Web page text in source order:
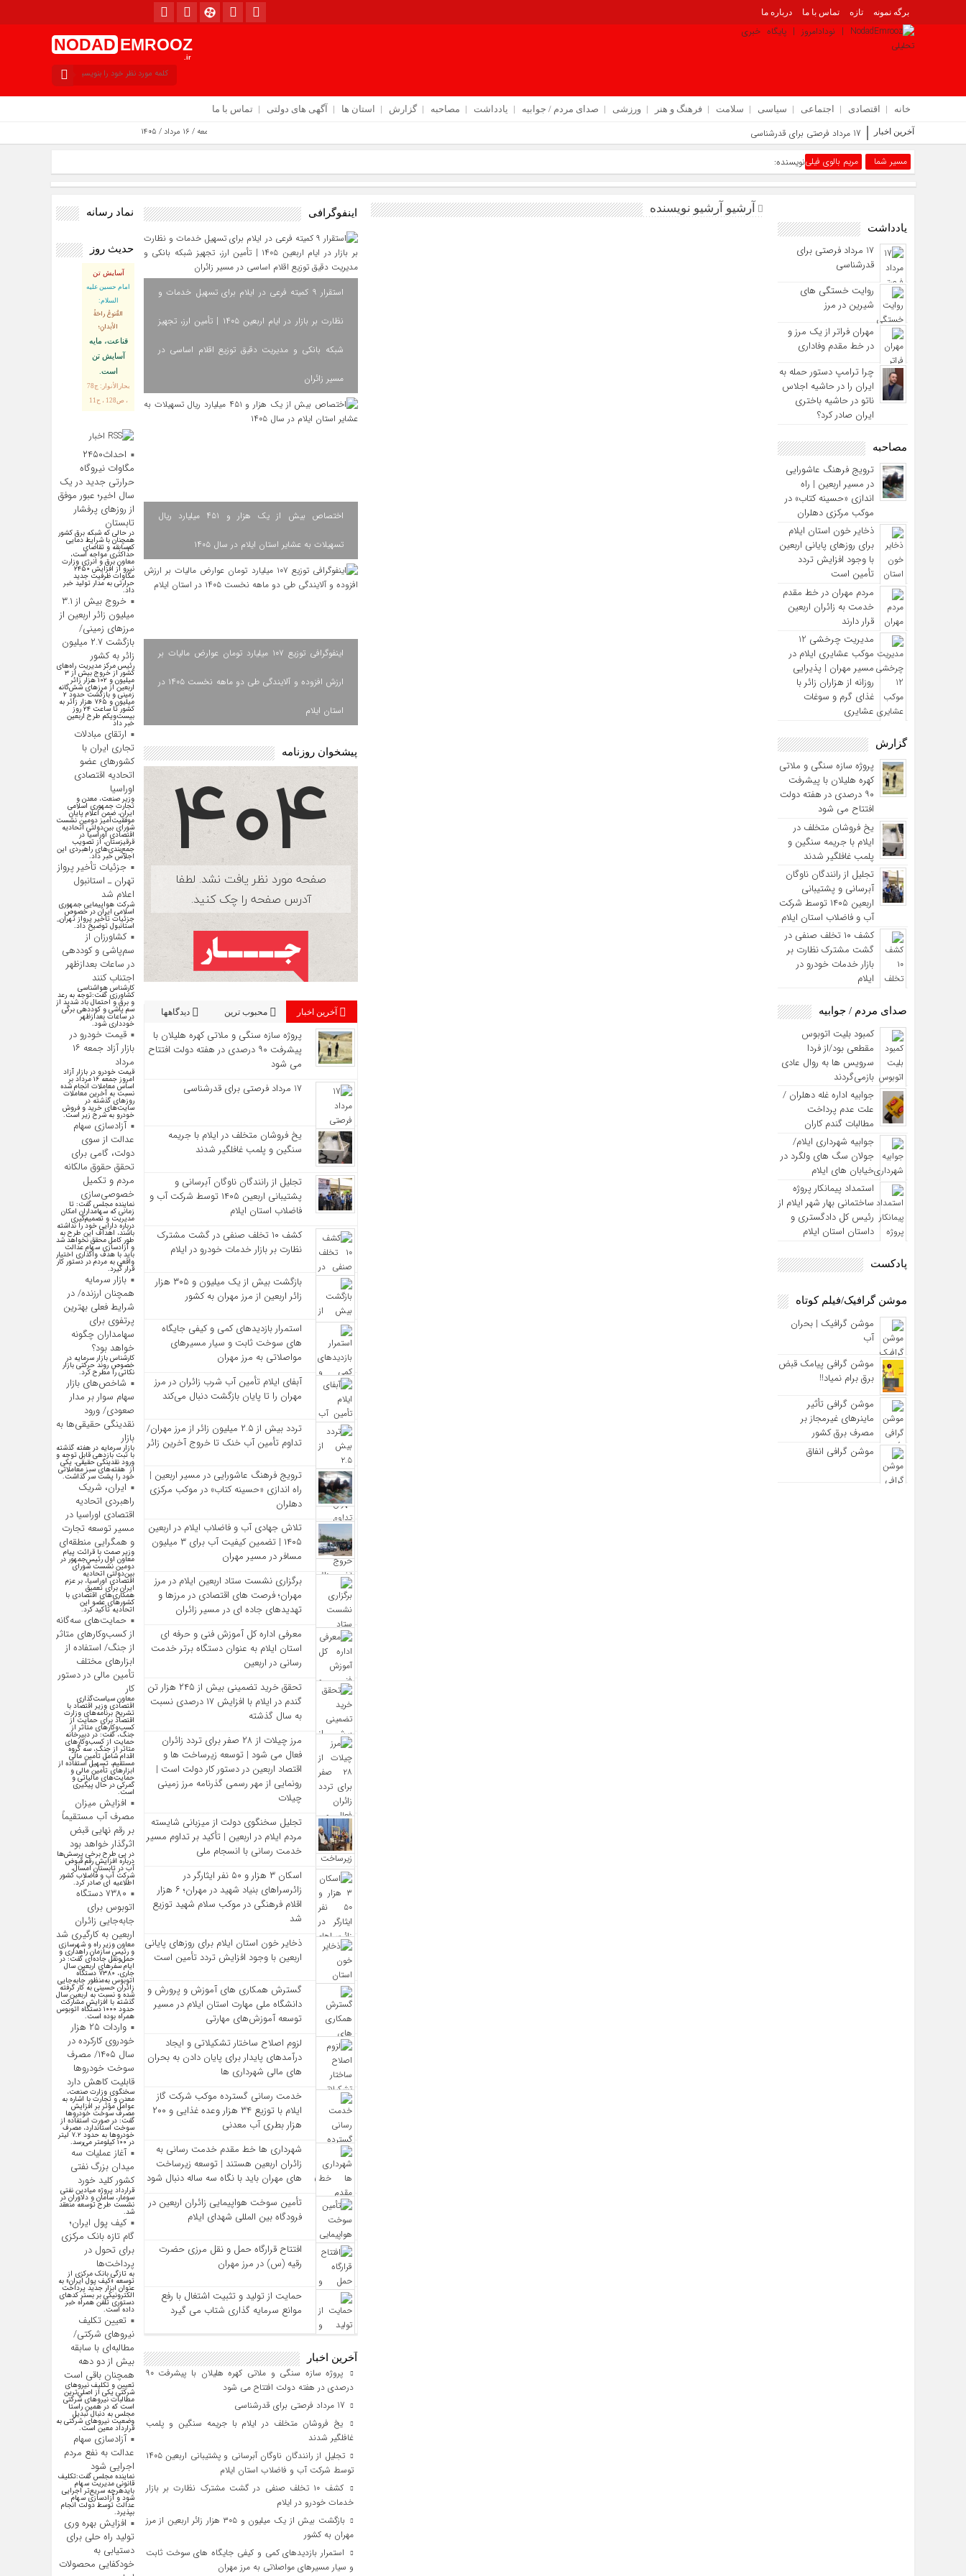
برگه نمونه تازه تماس با ما درباره ما
NODAD EMROOZ
.ir
خانه اقتصادی اجتماعی سیاسی سلامت فرهنگ و هنر ورزشی صدای مردم / جوابیه یادداشت مصاحبه گزارش استان ها آگهی های دولتی تماس با ما
آخرین اخبار 17 مرداد فرصتی برای قدرشناسی امروز : جمعه / ۱۶ مرداد / ۱۴۰۵
مسیر شما نویسنده:مریم بالوی فیلی
یادداشت
17 مرداد فرصتی برای
قدرشناسی
روایت خستگی‌ های
شیرین در مرز
مهران فراتر از یک مرز و
در خط مقدم وفاداری
چرا ترامپ دستور حمله به
ایران را در حاشیه اجلاس
ناتو در حاشیه باختری
ایران صادر کرد؟
مصاحبه
ترویج فرهنگ عاشورایی
در مسیر اربعین | راه‌
اندازی «حسینه کتاب» در
موکب مرکزی دهلران
ذخایر خون استان ایلام
برای روزهای پایانی اربعین
با وجود افزایش تردد
تأمین است
مردم مهران در خط مقدم
خدمت به زائران اربعین
قرار دارند
مدیریت چرخشی 12
موکب‌ عشایری ایلام در
مسیر مهران | پذیرایی
روزانه از هزاران زائر با
غذای گرم و سوغات
عشایری
گزارش
پروژه سازه سنگی و ملاتی
کهره هلیلان با پیشرفت
۹۰ درصدی در هفته دولت
افتتاح می شود
یخ‌ فروشان متخلف در
ایلام با جریمه سنگین و
پلمب غافلگیر شدند
تجلیل از رانندگان ناوگان
آبرسانی و پشتیبانی
اربعین ۱۴۰۵ توسط شرکت
آب و فاضلاب استان ایلام
کشف ۱۰ تخلف صنفی در
گشت مشترک نظارت بر
بازار خدمات خودرو در
ایلام
صدای مردم / جوابیه
کمبود بلیت اتوبوس
مقطعی بود/از فردا
سرویس ها به روال عادی
بازمی‌گردند
جوابیه اداره غله دهلران /
علت عدم پرداخت
مطالبات گندم کاران
جوابیه شهرداری ایلام/
جولان سگ های ولگرد در
خیابان های ایلام
استمداد پیمانکار پروژه
ساختمانی بهار شهر ایلام از
رئیس کل دادگستری و
داستان استان ایلام
پادکست
موشن گرافیک/فیلم کوتاه
موشن گرافیک | بحران
آب
موشن گرافی پیامک قبض
برق برام نمیاد!!
موشن گرافی تأثیر
ماینرهای غیرمجاز بر
مصرف برق کشور
موشن گرافی انفاق
آرشیو آرشیو نویسنده اینفوگرافی
استقرار ۹ کمیته فرعی در ایلام برای تسهیل خدمات و
نظارت بر بازار در ایام اربعین ۱۴۰۵ | تأمین ارز، تجهیز
شبکه بانکی و مدیریت دقیق توزیع اقلام اساسی در
مسیر زائران
اختصاص بیش از یک هزار و ۴۵۱ میلیارد ریال
تسهیلات به عشایر استان ایلام در سال ۱۴۰۵
اینفوگرافی توزیع ۱۰۷ میلیارد تومان عوارض مالیات بر
ارزش افزوده و آلایندگی طی دو ماهه نخست ۱۴۰۵ در
استان ایلام
پیشخوان روزنامه
آخرین اخبار محبوب ترین دیدگاهها
پروژه سازه سنگی و ملاتی کهره هلیلان با
پیشرفت ۹۰ درصدی در هفته دولت افتتاح
می شود
17 مرداد فرصتی برای قدرشناسی
یخ‌ فروشان متخلف در ایلام با جریمه
سنگین و پلمب غافلگیر شدند
تجلیل از رانندگان ناوگان آبرسانی و
پشتیبانی اربعین ۱۴۰۵ توسط شرکت آب و
فاضلاب استان ایلام
کشف ۱۰ تخلف صنفی در گشت مشترک
نظارت بر بازار خدمات خودرو در ایلام
بازگشت بیش از یک میلیون و ۳۰۵ هزار
زائر اربعین از مرز مهران به کشور
استمرار بازدیدهای کمی و کیفی جایگاه‌
های سوخت ثابت و سیار مسیرهای
مواصلاتی به مرز مهران
آبفای ایلام تأمین آب شرب زائران در مرز
مهران را تا پایان بازگشت دنبال می‌کند
تردد بیش از ۲.۵ میلیون زائر از مرز مهران/
تداوم تأمین آب خنک تا خروج آخرین زائر
ترویج فرهنگ عاشورایی در مسیر اربعین |
راه‌ اندازی «حسینه کتاب» در موکب مرکزی
دهلران
تلاش جهادی آب و فاضلاب ایلام در اربعین
۱۴۰۵ | تضمین کیفیت آب برای ۳ میلیون
مسافر در مسیر مهران
برگزاری نشست ستاد اربعین ایلام در مرز
مهران؛ فرصت‌ های اقتصادی در مرزها و
تهدیدهای جاده‌ ای در مسیر زائران
معرفی اداره کل آموزش فنی و حرفه‌ ای
استان ایلام به‌ عنوان دستگاه برتر خدمت‌
رسانی در اربعین
تحقق خرید تضمینی بیش از ۲۴۵ هزار تن
گندم در ایلام با افزایش ۱۷ درصدی نسبت
به سال گذشته
مرز چیلات از ۲۸ صفر برای تردد زائران
فعال می‌ شود | توسعه زیرساخت‌ ها و
اقتصاد اربعین در دستور کار دولت است |
رونمایی از مهر رسمی گذرنامه مرز زمینی
چیلات
تجلیل سخنگوی دولت از میزبانی شایسته
مردم ایلام در اربعین | تأکید بر تداوم مسیر
خدمت‌ رسانی با انسجام ملی
اسکان ۳ هزار و ۵۰ نفر ایثارگر در
زائرسراهای بنیاد شهید در مهران؛ ۶ هزار
اقلام فرهنگی در موکب سلام شهید توزیع
شد
ذخایر خون استان ایلام برای روزهای پایانی
اربعین با وجود افزایش تردد تأمین است
گسترش همکاری‌ های آموزش و پرورش و
دانشگاه ملی مهارت استان ایلام در مسیر
توسعه آموزش‌های مهارتی
لزوم اصلاح ساختار تشکیلاتی و ایجاد
درآمدهای پایدار برای پایان دادن به بحران‌
های مالی شهرداری‌ ها
خدمت رسانی گسترده موکب شرکت گاز
ایلام با توزیع ۳۴ هزار وعده غذایی و ۲۰۰
هزار بطری آب معدنی
شهرداری‌ ها خط مقدم خدمت ‌رسانی به
زائران اربعین هستند | توسعه زیرساخت
‌های مهران باید با نگاه سه‌ ساله دنبال شود
تأمین سوخت هواپیمایی زائران اربعین در
فرودگاه بین المللی شهدای ایلام
افتتاح قرارگاه حمل‌ و نقل مرزی حضرت
رقیه (س) در مرز مهران
حمایت از تولید و تثبیت اشتغال با رفع
موانع سرمایه‌ گذاری شتاب می‌ گیرد
آخرین اخبار
پروژه سازه سنگی و ملاتی کهره هلیلان با پیشرفت ۹۰
درصدی در هفته دولت افتتاح می شود
یخ‌ فروشان متخلف در ایلام با جریمه سنگین و پلمب
غافلگیر شدند
تجلیل از رانندگان ناوگان آبرسانی و پشتیبانی اربعین ۱۴۰۵
توسط شرکت آب و فاضلاب استان ایلام
کشف ۱۰ تخلف صنفی در گشت مشترک نظارت بر بازار
خدمات خودرو در ایلام
بازگشت بیش از یک میلیون و ۳۰۵ هزار زائر اربعین از مرز
مهران به کشور
استمرار بازدیدهای کمی و کیفی جایگاه‌ های سوخت ثابت
و سیار مسیرهای مواصلاتی به مرز مهران
نماد رسانه
حدیث روز
آسایش تن
امام حسین علیه
السلام:
القُنوعُ راحَةُ
الأبدانِ؛
قناعت، مايه
آسايش تن
است.
بحارالأنوار: ج78
، ص128 ، ح11
اخبار
اقتصادی احداث۲۴۵۰
مگاوات نیروگاه
حرارتی جدید در یک
سال اخیر؛ عبور موفق
از روز‌های پرفشار
تابستان
در حالی که شبکه برق کشور
همچنان با شرایط دمایی
کم‌سابقه و تقاضای
حداکثری مواجه است،
معاون برق و انرژی وزارت
نیرو از افزایش ۲۴۵۰
مگاوات ظرفیت جدید
حرارتی به مدار تولید خبر
داد.
خروج بیش از ۳.۱
میلیون زائر اربعین از
مرزهای زمینی/
بازگشت ۲.۷ میلیون
زائر به کشور
رئیس مرکز مدیریت راه‌های
کشور از خروج بیش از ۳
میلیون و ۱۰۲ هزار زائر
اربعین از مرزهای شش‌گانه
زمینی و بازگشت حدود ۲
میلیون و ۷۶۵ هزار زائر به
کشور تا ساعت ۲۴ روز
بیست‌ویکم طرح اربعین
خبر داد
ارتقای مبادلات
تجاری ایران با
کشور‌های عضو
اتحادیه اقتصادی
اوراسیا
وزیر صنعت، معدن و
تجارت جمهوری اسلامی
ایران، ضمن اعلام پایان
موفقیت‌آمیز دومین نشست
شورای بین‌دولتی اتحادیه
اقتصادی اوراسیا در
قرقیزستان، از تصویب
جمع‌بندی‌های راهبردی این
اجلاس خبر داد.
جزئیات تأخیر پرواز
تهران ـ استانبول
اعلام شد
شرکت هواپیمایی جمهوری
اسلامی ایران در خصوص
جزئیات تأخیر پرواز تهران_
استانبول توضیح داد.
کشاورزان از
سم‌پاشی و کوددهی
در ساعات بعدازظهر
اجتناب کنند
کارشناس هواشناسی
کشاورزی گفت:توجه به رعد
و برق و احتمال باد شدید از
سم پاشی و کوددهی برگی
در ساعات بعدازظهر
خودداری شود.
قیمت خودرو در
بازار آزاد جمعه ۱۶
مرداد
قیمت خودرو در بازار آزاد
امروز جمعه ۱۶ مرداد بر
اساس معاملات انجام شده
نسبت به آخرین معاملات
روز‌های گذشته در
سایت‌های خرید و فروش
خودرو به شرح زیر است.
آزادسازی سهام
عدالت از سوی
دولت، گامی برای
تحقق حقوق مالکانه
مردم و تکمیل
خصوصی‌سازی
نماینده مجلس گفت: تا
زمانی که سهامداران امکان
مدیریت و تصمیم‌گیری
درباره دارایی خود را نداشته
باشند، اهداف این طرح به
طور کامل محقق نخواهد شد
و آزادسازی سهام عدالت
باید با هدف واگذاری اختیار
واقعی به مردم در دستور کار
قرار گیرد.
بازار سرمایه
همچنان ارزنده/ در
شرایط فعلی بهترین
پرتفوی برای
سهامداران چگونه
خواهد بود؟
کارشناس بازار سرمایه در
خصوص روند حرکتی بازار
نکاتی را مطرح کرد.
شاخص‌های بازار
سهام سوار بر مدار
صعودی/ ورود
نقدینگی حقیقی‌ها به
بازار
بازار سرمایه در هفته گذشته
با ثبت بازدهی قابل توجه و
ورود نقدینگی حقیقی، یکی
از هفته‌های سبز معاملاتی
خود را پشت سر گذاشت.
ایران، شریک
راهبردی اتحادیه
اقتصادی اوراسیا در
مسیر توسعه تجارت
و همگرایی منطقه‌ای
وزیر صمت با قرائت پیام
معاون اول رئیس‌جمهور در
دومین نشست شورای
بین‌دولتی اتحادیه
اقتصادی اوراسیا، بر عزم
ایران برای تعمیق
همکاری‌های اقتصادی با
کشورهای عضو این
اتحادیه تأکید کرد.
حمایت‌های سه‌گانه
از کسب‌وکارهای متاثر
از جنگ/ استفاده از
ابزارهای مختلف
تأمین مالی در دستور
کار
معاون سیاست‌گذاری
اقتصادی وزیر اقتصاد با
تشریح برنامه‌های وزارت
اقتصاد برای حمایت از
کسب‌وکار‌های متاثر از
جنگ، گفت: در دبیرخانه
حمایت از کسب‌وکار‌های
متاثر از جنگ، سه گروه
اقدام شامل تأمین مالی
مستقیم، تسهیل استفاده از
ابزار‌های تأمین مالی و
حمایت‌های مالیاتی و
گمرکی در حال پیگیری
است.
افزایش میزان
مصرف آب مستقیماً
بر رقم نهایی قبض
اثرگذار خواهد بود
در پی طرح برخی پرسش‌ها
درباره افزایش رقم قبوض
آب در تابستان امسال،
شرکت آب و فاضلاب کشور
اطلاعیه ای صادر کرد.
۷۳۸۰ دستگاه
اتوبوس برای
جابه‌جایی زائران
اربعین به کارگیری شد
معاون وزیر راه و شهرسازی
و رئیس سازمان راهداری و
حمل‌ونقل جاده‌ای گفت: در
ایام سفرهای اربعین سال
جاری، ۷۳۸۰ دستگاه
اتوبوس به‌منظور جابه‌جایی
زائران حسینی به‌ کار گرفته
شده و نسبت به اربعین سال
گذشته با افزایش مشارکت
حدود ۱۰۰۰ دستگاه اتوبوس
همراه بوده است.
واردات ۲۵ هزار
خودروی کارکرده در
سال ۱۴۰۵/ مصرف
سوخت خودرو‌ها
قابلیت کاهش دارد
سخنگوی وزارت صنعت،
معدن و تجارت با اشاره به
عوامل مؤثر بر افزایش
مصرف سوخت خودرو‌ها
گفت: در صورت استفاده از
سوخت استاندارد، مصرف
خودرو‌ها به حدود ۷.۲ لیتر
در ۱۰۰ کیلومتر می‌رسد.
آغاز عملیات سه
میدان بزرگ نفتی
کشور کلید خورد
قرارداد پروژه میادین نفتی
سومار، سامان و دلاوران در
نشست طرح توسعه منعقد
شد.
کیف پول ایران؛
گام تازه بانک مرکزی
برای تحول در
پرداخت‌ها
به تازگی بانک مرکزی از
توسعه «کیف پول ایران» به
عنوان ابزار جدید پرداخت
الکترونیکی بر بستر کد‌های
دستوری تلفن همراه خبر
داده است.
تعیین تکلیف
نیروهای شرکتی/
مطالبه‌ای با سابقه
بیش از دو دهه
همچنان باقی است
تعیین و تکلیف نیرو‌های
شرکتی یکی از اصلی‌ترین
مطالبات نیرو‌های شرکتی
است که در همین راستا
مجلس به دنبال تبدیل
وضعیت نیرو‌های شرکتی به
قرارداد معین است.
آزادسازی سهام
عدالت به نفع مردم
اجرایی شود
نماینده مجلس گفت:تکلیف
قانونی مدیریت سهام
بایدهرچه سریع‌تر اجرایی
شود و آزادسازی سهام
عدالت توسط دولت انجام
بپذیرد.
افزایش بهره وری
تولید راه حلی برای
دستیابی به
خودکفایی محصولات